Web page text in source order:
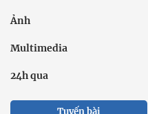
Ảnh
Multimedia
24h qua
Tuyến bài